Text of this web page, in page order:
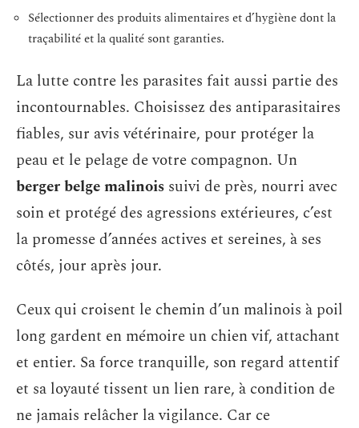
Sélectionner des produits alimentaires et d’hygiène dont la
traçabilité et la qualité sont garanties.
La lutte contre les parasites fait aussi partie des
incontournables. Choisissez des antiparasitaires
fiables, sur avis vétérinaire, pour protéger la
peau et le pelage de votre compagnon. Un
berger belge malinois suivi de près, nourri avec
soin et protégé des agressions extérieures, c’est
la promesse d’années actives et sereines, à ses
côtés, jour après jour.
Ceux qui croisent le chemin d’un malinois à poil
long gardent en mémoire un chien vif, attachant
et entier. Sa force tranquille, son regard attentif
et sa loyauté tissent un lien rare, à condition de
ne jamais relâcher la vigilance. Car ce